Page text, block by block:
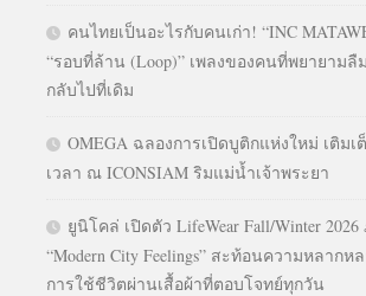
คนไทยเป็นอะไรกับคนเก่า! “INC
“รอบที่ล้าน (Loop)” เพลงของคนที่พยายามลื
กลับไปที่เดิม
OMEGA ฉลองการเปิดบูติกแห่งใหม่ เติมเ
เวลา ณ ICONSIAM ริมแม่น้ำเจ้าพระยา
ยูนิโคล่ เปิดตัว LifeWear Fall/Winter
“Modern City Feelings” สะท้อนความหลาก
การใช้ชีวิตผ่านเสื้อผ้าที่ตอบโจทย์ทุกวัน